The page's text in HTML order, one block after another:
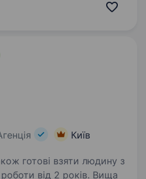
підприємство), який
Київ
готові взяти людину з
роботи від 2 років. Вища